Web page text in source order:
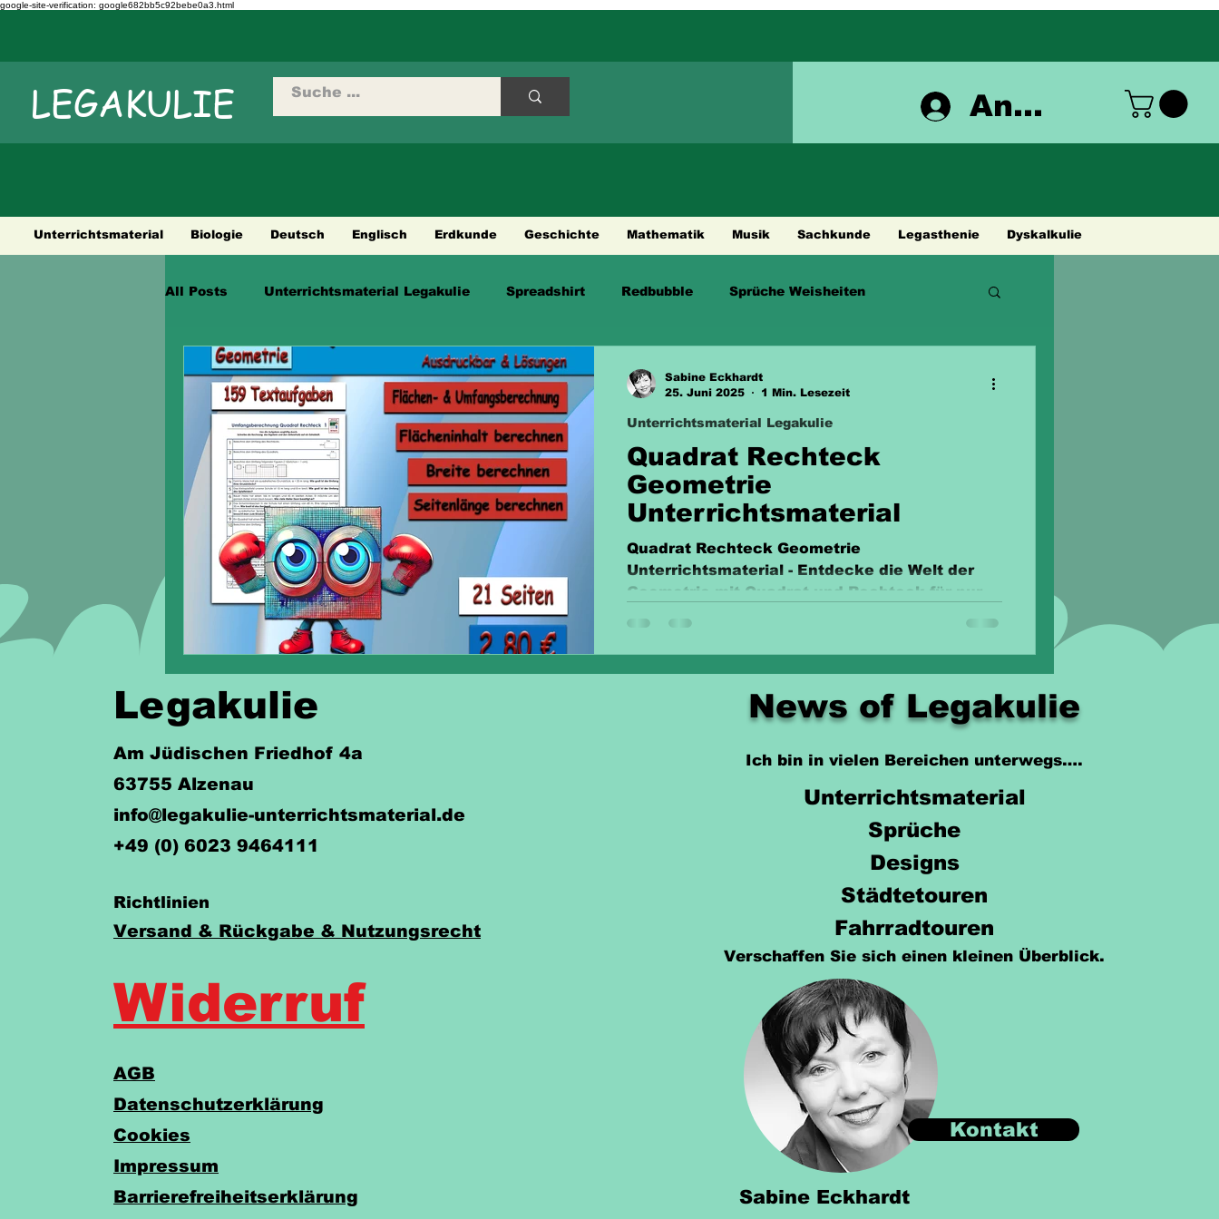
google-site-verification: google682bb5c92bebe0a3.html
LEGAKULIE Anmelden
Unterrichtsmaterial Biologie Deutsch Englisch Erdkunde Geschichte Mathematik Musik Sachkunde Legasthenie Dyskalkulie
All Posts Unterrichtsmaterial Legakulie Spreadshirt Redbubble Sprüche Weisheiten
Städtetouren
Quadrat Rechteck
Geometrie
Unterrichtsmaterial
Quadrat Rechteck Geometrie
Unterrichtsmaterial - Entdecke die Welt der
Geometrie mit Quadrat und Rechteck für nur
Unterrichtsmaterial Legakulie
Sabine Eckhardt
25. Juni 2025
1 Min. Lesezeit
Legakulie
Am Jüdischen Friedhof 4a
63755 Alzenau
info@legakulie-unterrichtsmaterial.de
+49 (0) 6023 9464111
Richtlinien
Versand & Rückgabe & Nutzungsrecht
Widerruf
AGB
Datenschutzerklärung
Cookies
Impressum
Barrierefreiheitserklärung
News of Legakulie
Ich bin in vielen Bereichen unterwegs….
Unterrichtsmaterial
Sprüche
Designs
Städtetouren
Fahrradtouren
Verschaffen Sie sich einen kleinen Überblick.
Kontakt
Sabine Eckhardt